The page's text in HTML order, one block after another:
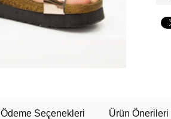
Ödeme Seçenekleri Ürün Önerileri